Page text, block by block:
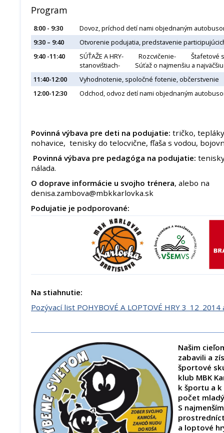
Program
8:00 - 9:30
Dovoz, príchod detí nami objednaným
9:30 – 9:40
Otvorenie podujatia, predstavenie
9:40 -11:40
SÚŤAŽE A HRY- Rozcvičenie-
stanovištiach- Súťaž o najmenšiu a
11:40-12:00
Vyhodnotenie, spoločné fotenie, občerstvenie
12:00-12:30
Odchod, odvoz detí nami objednaným
Povinná výbava pre deti na podujatie: tričko,
nohavice, tenisky do telocvične, fľaša s vodou,
Povinná výbava pre pedagóga na podujatie:
nálada.
O doprave informácie u svojho trénera, alebo na
denisa.zambova@mbkkarlovka.sk
Podujatie je podporované:
Na stiahnutie:
Pozývací list POHYBOVÉ A LOPTOVÉ HRY
Našim
zabavili a
športové
klub MBK
k športu a
počet
S
a loptové